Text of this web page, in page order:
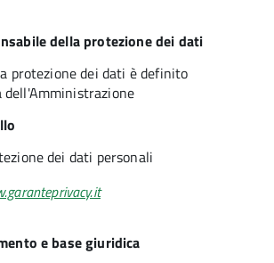
della protezione dei dati
protezione dei dati è definito
dei dati personali
e base giuridica